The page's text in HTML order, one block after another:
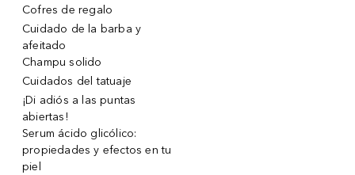
Cofres de regalo
Cuidado de la barba y
afeitado
Champu solido
Cuidados del tatuaje
¡Di adiós a las puntas
abiertas!
Serum ácido glicólico:
propiedades y efectos en tu
piel